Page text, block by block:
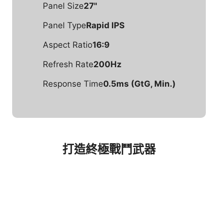
Panel Size27"
Panel TypeRapid IPS
Aspect Ratio16:9
Refresh Rate200Hz
Response Time0.5ms (GtG, Min.)
打造終極戰鬥武器